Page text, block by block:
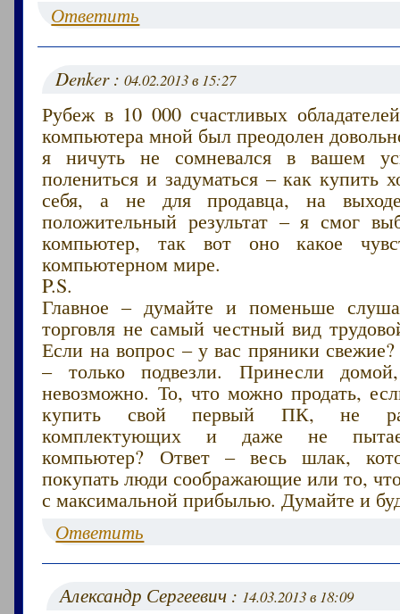
Ответить
Denker :04.02.2013 в 15:27
Рубеж в 10 000 счастливых
компьютера мной был преодолен
я ничуть не сомневался в вашем
полениться и задуматься – как
себя, а не для продавца, на
положительный результат – я смог
компьютер, так вот оно какое
компьютерном мире.
P.S.
Главное – думайте и поменьше
торговля не самый честный вид
Если на вопрос – у вас пряники
– только подвезли. Принесли
невозможно. То, что можно продать,
купить свой первый ПК, не
комплектующих и даже не
компьютер? Ответ – весь шлак,
покупать люди соображающие или то,
с максимальной прибылью. Думайте и
Ответить
Александр Сергеевич : 14.03.2013 в 18:09